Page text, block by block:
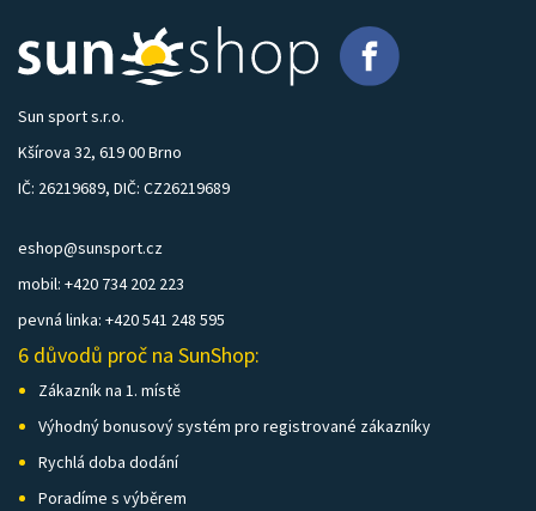
Sun sport s.r.o.
Kšírova 32, 619 00 Brno
IČ: 26219689, DIČ: CZ26219689
eshop@sunsport.cz
mobil: +420 734 202 223
pevná linka: +420 541 248 595
6 důvodů proč na SunShop:
Zákazník na 1. místě
Výhodný bonusový systém pro registrované zákazníky
Rychlá doba dodání
Poradíme s výběrem